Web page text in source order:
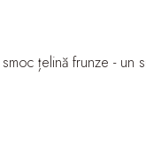
țelină frunze - un